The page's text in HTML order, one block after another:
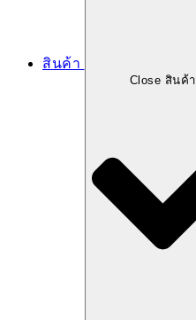
สินค้า
Close สินค้า